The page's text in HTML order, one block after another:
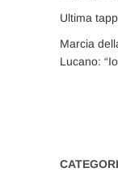
Ultima
Marcia
Lucano: